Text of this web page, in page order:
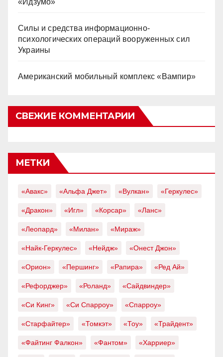
«Идзумо»
Силы и средства информационно-
психологических операций вооруженных сил
Украины
Американский мобильный комплекс «Вампир»
СВЕЖИЕ КОММЕНТАРИИ
МЕТКИ
«Авакс» «Альфа Джет» «Вулкан» «Геркулес»
«Дракон» «Игл» «Корсар» «Ланс»
«Леопард» «Милан» «Мираж»
«Найк-Геркулес» «Нейдж» «Онест Джон»
«Орион» «Першинг» «Рапира» «Ред Ай»
«Рефорджер» «Роланд» «Сайдвиндер»
«Си Кинг» «Си Спарроу» «Спарроу»
«Старфайтер» «Томкэт» «Тоу» «Трайдент»
«Файтинг Фалкон» «Фантом» «Харриер»